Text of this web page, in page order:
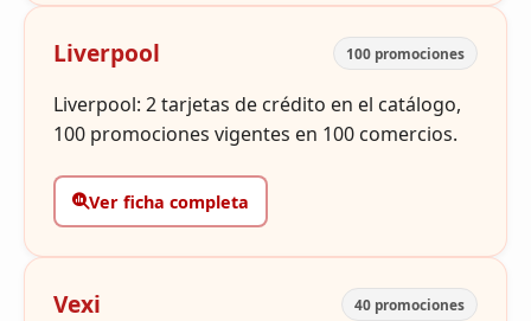
Liverpool 100 promociones
Liverpool: 2 tarjetas de crédito en el catálogo,
100 promociones vigentes en 100 comercios.
Ver ficha completa
Vexi 40 promociones